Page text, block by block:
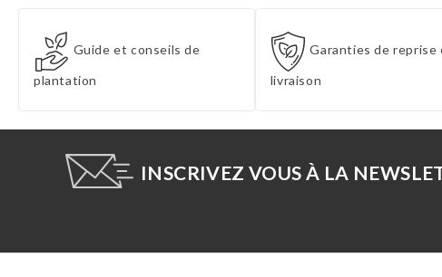
Guide et conseils de
plantation
Garanties de reprise
livraison
INSCRIVEZ VOUS À LA